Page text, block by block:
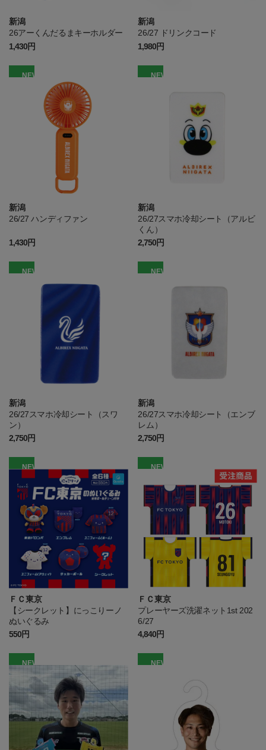
新潟
26アーくんだるまキーホルダー
1,430円
新潟
26/27 ドリンクコード
1,980円
NEW
新潟
26/27 ハンディファン
1,430円
NEW
新潟
26/27スマホ冷却シート（アルビ
くん）
2,750円
NEW
新潟
26/27スマホ冷却シート（スワ
ン）
2,750円
NEW
新潟
26/27スマホ冷却シート（エンブ
レム）
2,750円
NEW
ＦＣ東京
【シークレット】にっこりーノ
ぬいぐるみ
550円
NEW
ＦＣ東京
プレーヤーズ洗濯ネット1st 202
6/27
4,840円
NEW NEW